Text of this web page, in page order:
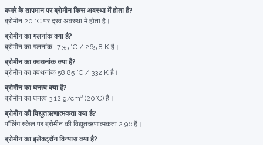
कमरे के तापमान पर ब्रोमीन किस अवस्था में होता है?
ब्रोमीन 20 °C पर द्रव अवस्था में होता है।
ब्रोमीन का गलनांक क्या है?
ब्रोमीन का गलनांक -7.35 °C / 265.8 K है।
ब्रोमीन का क्वथनांक क्या है?
ब्रोमीन का क्वथनांक 58.85 °C / 332 K है।
ब्रोमीन का घनत्व क्या है?
ब्रोमीन का घनत्व 3.12 g/cm³ (20°C) है।
ब्रोमीन की विद्युतऋणात्मकता क्या है?
पॉलिंग स्केल पर ब्रोमीन की विद्युतऋणात्मकता 2.96 है।
ब्रोमीन का इलेक्ट्रॉन विन्यास क्या है?